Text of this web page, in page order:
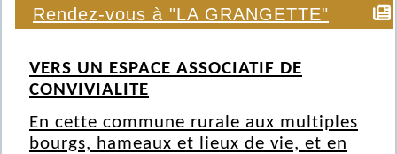
Rendez-vous à "LA GRANGETTE"
VERS UN ESPACE ASSOCIATIF DE
CONVIVIALITE
En cette commune rurale aux multiples
bourgs, hameaux et lieux de vie, et en